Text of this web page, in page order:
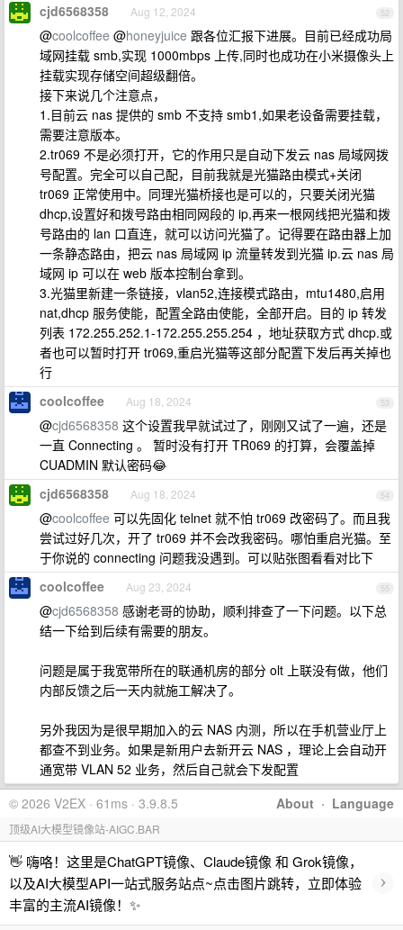
52
cjd6568358 Aug 12, 2024
@coolcoffee @honeyjuice 跟各位汇报下进展。目前已经成功局
域网挂载 smb,实现 1000mbps 上传,同时也成功在小米摄像头上
挂载实现存储空间超级翻倍。
接下来说几个注意点，
1.目前云 nas 提供的 smb 不支持 smb1,如果老设备需要挂载，
需要注意版本。
2.tr069 不是必须打开，它的作用只是自动下发云 nas 局域网拨
号配置。完全可以自己配，目前我就是光猫路由模式+关闭
tr069 正常使用中。同理光猫桥接也是可以的，只要关闭光猫
dhcp,设置好和拨号路由相同网段的 ip,再来一根网线把光猫和拨
号路由的 lan 口直连，就可以访问光猫了。记得要在路由器上加
一条静态路由，把云 nas 局域网 ip 流量转发到光猫 ip.云 nas 局
域网 ip 可以在 web 版本控制台拿到。
3.光猫里新建一条链接，vlan52,连接模式路由，mtu1480,启用
nat,dhcp 服务使能，配置全路由使能，全部开启。目的 ip 转发
列表 172.255.252.1-172.255.255.254 ，地址获取方式 dhcp.或
者也可以暂时打开 tr069,重启光猫等这部分配置下发后再关掉也
行
53
coolcoffee Aug 18, 2024
@cjd6568358 这个设置我早就试过了，刚刚又试了一遍，还是
一直 Connecting 。 暂时没有打开 TR069 的打算，会覆盖掉
CUADMIN 默认密码😂
54
cjd6568358 Aug 18, 2024
@coolcoffee 可以先固化 telnet 就不怕 tr069 改密码了。而且我
尝试过好几次，开了 tr069 并不会改我密码。哪怕重启光猫。至
于你说的 connecting 问题我没遇到。可以贴张图看看对比下
55
coolcoffee Aug 23, 2024
@cjd6568358 感谢老哥的协助，顺利排查了一下问题。以下总
结一下给到后续有需要的朋友。
问题是属于我宽带所在的联通机房的部分 olt 上联没有做，他们
内部反馈之后一天内就施工解决了。
另外我因为是很早期加入的云 NAS 内测，所以在手机营业厅上
都查不到业务。如果是新用户去新开云 NAS ，理论上会自动开
通宽带 VLAN 52 业务，然后自己就会下发配置
About · Language
© 2026 V2EX · 61ms · 3.9.8.5
顶级AI大模型镜像站-AIGC.BAR
👋 嗨咯！这里是ChatGPT镜像、Claude镜像 和 Grok镜像，
以及AI大模型API一站式服务站点~点击图片跳转，立即体验
丰富的主流AI镜像！✨
›